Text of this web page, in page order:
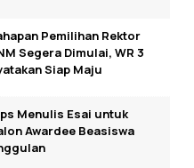
Pemilihan Rektor
Segera Dimulai, WR 3
Siap Maju
Menulis Esai untuk
Awardee Beasiswa